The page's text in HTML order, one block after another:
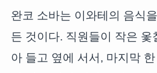
완코 소바는 이와테의 음식
든 것이다. 직원들이 작은 옻
아 들고 옆에 서서, 마지막